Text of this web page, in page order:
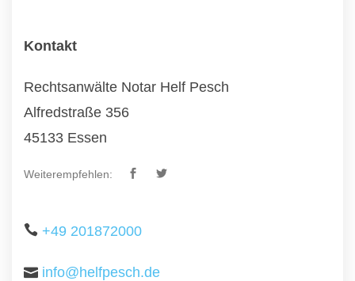
Kontakt
Rechtsanwälte Notar Helf Pesch
Alfredstraße 356
45133 Essen
Weiterempfehlen:
+49 201872000
info@helfpesch.de